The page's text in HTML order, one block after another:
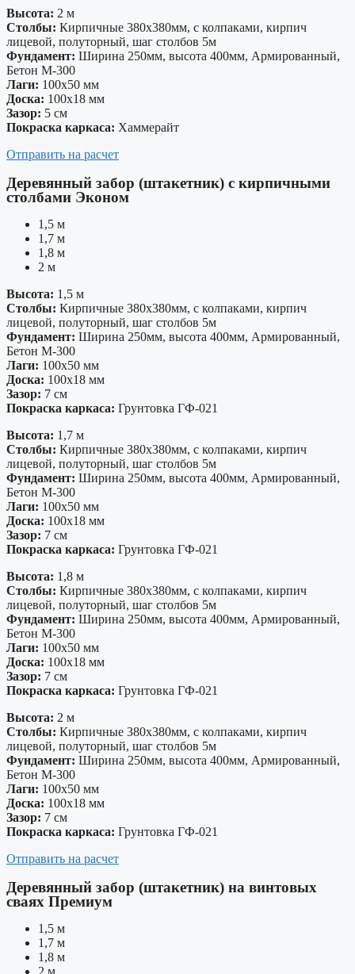
Высота: 2 м
Столбы: Кирпичные 380х380мм, с колпаками, кирпич
лицевой, полуторный, шаг столбов 5м
Фундамент: Ширина 250мм, высота 400мм, Армированный,
Бетон М-300
Лаги: 100х50 мм
Доска: 100х18 мм
Зазор: 5 см
Покраска каркаса: Хаммерайт
Отправить на расчет
Деревянный забор (штакетник) с кирпичными
столбами Эконом
1,5 м
1,7 м
1,8 м
2 м
Высота: 1,5 м
Столбы: Кирпичные 380х380мм, с колпаками, кирпич
лицевой, полуторный, шаг столбов 5м
Фундамент: Ширина 250мм, высота 400мм, Армированный,
Бетон М-300
Лаги: 100х50 мм
Доска: 100х18 мм
Зазор: 7 см
Покраска каркаса: Грунтовка ГФ-021
Высота: 1,7 м
Столбы: Кирпичные 380х380мм, с колпаками, кирпич
лицевой, полуторный, шаг столбов 5м
Фундамент: Ширина 250мм, высота 400мм, Армированный,
Бетон М-300
Лаги: 100х50 мм
Доска: 100х18 мм
Зазор: 7 см
Покраска каркаса: Грунтовка ГФ-021
Высота: 1,8 м
Столбы: Кирпичные 380х380мм, с колпаками, кирпич
лицевой, полуторный, шаг столбов 5м
Фундамент: Ширина 250мм, высота 400мм, Армированный,
Бетон М-300
Лаги: 100х50 мм
Доска: 100х18 мм
Зазор: 7 см
Покраска каркаса: Грунтовка ГФ-021
Высота: 2 м
Столбы: Кирпичные 380х380мм, с колпаками, кирпич
лицевой, полуторный, шаг столбов 5м
Фундамент: Ширина 250мм, высота 400мм, Армированный,
Бетон М-300
Лаги: 100х50 мм
Доска: 100х18 мм
Зазор: 7 см
Покраска каркаса: Грунтовка ГФ-021
Отправить на расчет
Деревянный забор (штакетник) на винтовых
сваях Премиум
1,5 м
1,7 м
1,8 м
2 м